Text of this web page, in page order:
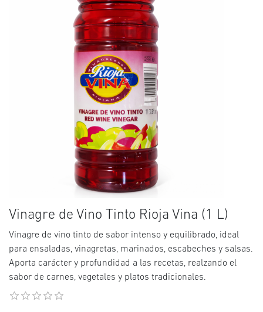
Vinagre de Vino Tinto Rioja Vina (1 L)
Vinagre de vino tinto de sabor intenso y equilibrado, ideal
para ensaladas, vinagretas, marinados, escabeches y salsas.
Aporta carácter y profundidad a las recetas, realzando el
sabor de carnes, vegetales y platos tradicionales.